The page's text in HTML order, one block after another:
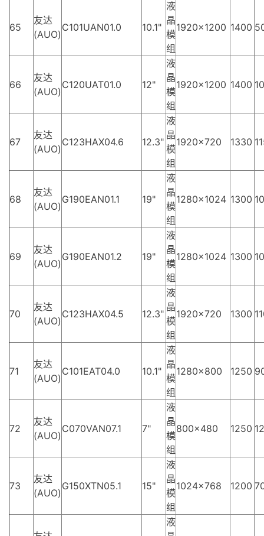
65
友达
(AUO)
C101UAN01.0 10.1"
液
晶
模
组
1920×1200 1400
66
友达
(AUO)
C120UAT01.0 12"
液
晶
模
组
1920×1200 1400
67
友达
(AUO)
C123HAX04.6 12.3"
液
晶
模
组
1920×720 1330
68
友达
(AUO)
G190EAN01.1 19"
液
晶
模
组
1280×1024 1300
69
友达
(AUO)
G190EAN01.2 19"
液
晶
模
组
1280×1024 1300
70
友达
(AUO)
C123HAX04.5 12.3"
液
晶
模
组
1920×720 1300
71
友达
(AUO)
C101EAT04.0 10.1"
液
晶
模
组
1280×800 1250
72
友达
(AUO)
C070VAN07.1 7"
液
晶
模
组
800×480 1250
73
友达
(AUO)
G150XTN05.1 15"
液
晶
模
组
1024×768 1200
液